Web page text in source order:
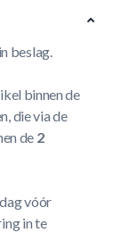
in beslag.
binnen de
die via de
de 2
vóór
in te